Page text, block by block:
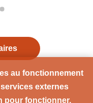
au fonctionnement
externes
pour fonctionner.